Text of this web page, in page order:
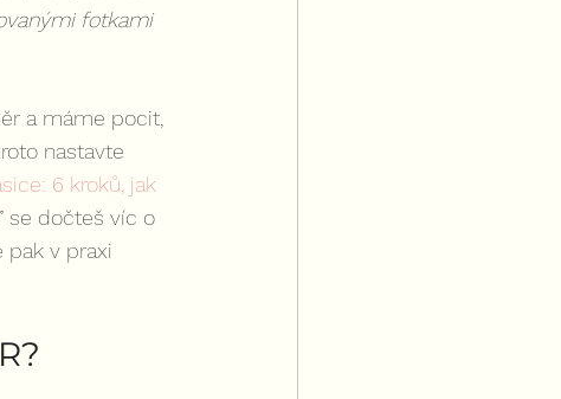
fotkami
a máme pocit,
nastavte
6 kroků, jak
” se dočteš víc o
pak v praxi